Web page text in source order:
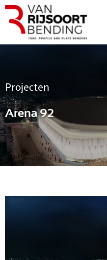
Projecten
Arena 92